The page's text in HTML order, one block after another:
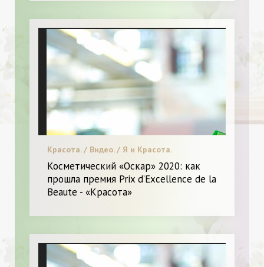
Красота. / Видео. / Я и Красота.
Косметический «Оскар» 2020: как
прошла премия Prix d’Excellence de la
Beaute - «Красота»